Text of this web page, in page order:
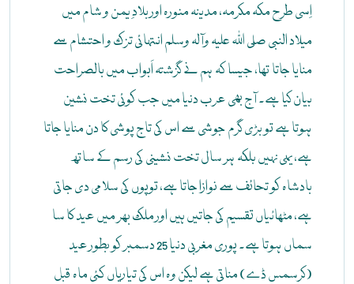
اِسی طرح مکہ مکرمہ، مدینہ منورہ اور بلادِ یمن و شام میں
میلاد النبی صلی اللہ علیہ وآلہ وسلم انتہائی تزک و احتشام سے
منایا جاتا تھا، جیسا کہ ہم نے گزشتہ اَبواب میں بالصراحت
بیان کیا ہے۔ آج بھی عرب دنیا میں جب کوئی تخت نشین
ہوتا ہے تو بڑی گرم جوشی سے اس کی تاج پوشی کا دن منایا جاتا
ہے، یہی نہیں بلکہ ہر سال تخت نشینی کی رسم کے ساتھ
بادشاہ کو تحائف سے نوازا جاتا ہے، توپوں کی سلامی دی جاتی
ہے، مٹھائیاں تقسیم کی جاتیں ہیں اور ملک بھر میں عید کا سا
سماں ہوتا ہے۔ پوری مغربی دنیا 25 دسمبر کو بطور عید
(کرسمس ڈے) مناتی ہے لیکن وہ اس کی تیاریاں کئی ماہ قبل